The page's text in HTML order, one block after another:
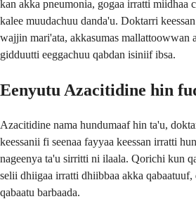
kan akka pneumonia, gogaa irratti miidhaa
kalee muudachuu danda'u. Doktarri
wajjin mari'ata, akkasumas mallattoowwan
gidduutti eeggachuu qabdan isiniif ibsa.
Eenyutu Azacitidine hin
Azacitidine nama hundumaaf hin ta'u,
keessanii fi seenaa fayyaa keessan irratti
nageenya ta'u sirritti ni ilaala. Qorichi kun
selii dhiigaa irratti dhiibbaa akka qabaatuuf,
qabaatu barbaada.